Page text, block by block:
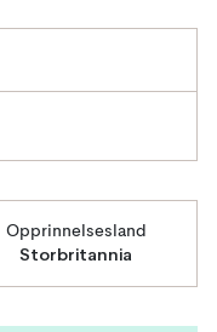
Opprinnelsesland
Storbritannia